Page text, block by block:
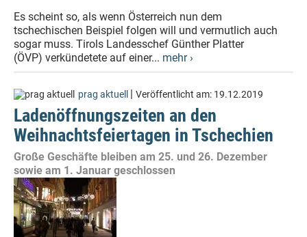
Es scheint so, als wenn Österreich nun dem
tschechischen Beispiel folgen will und vermutlich auch
sogar muss. Tirols Landesschef Günther Platter
(ÖVP) verkündetete auf einer... mehr ›
prag aktuell | Veröffentlicht am: 19.12.2019
Ladenöffnungszeiten an den
Weihnachtsfeiertagen in Tschechien
Große Geschäfte bleiben am 25. und 26. Dezember
sowie am 1. Januar geschlossen